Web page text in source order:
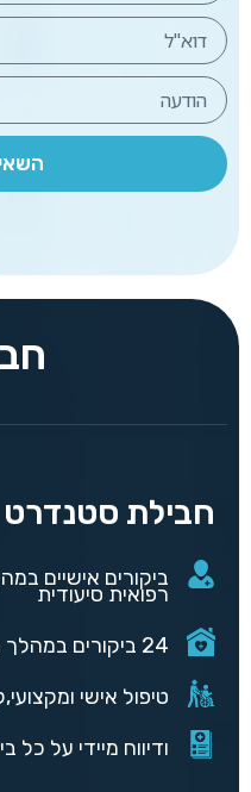
חבילת סטנדרט
ביקורים אישיים
רפואית סיעודית
24 ביקורים במהלך השנה 2 ביקורים בחודש
טיפול אישי
ודיווח מיידי על כל